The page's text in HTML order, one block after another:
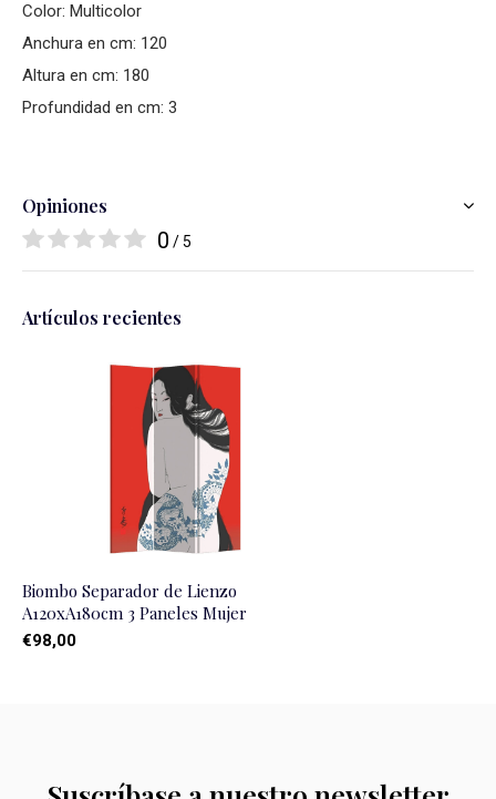
Color: Multicolor
Anchura en cm: 120
Altura en cm: 180
Profundidad en cm: 3
Opiniones
0 / 5
Artículos recientes
Biombo Separador de Lienzo
A120xA180cm 3 Paneles Mujer
€98,00